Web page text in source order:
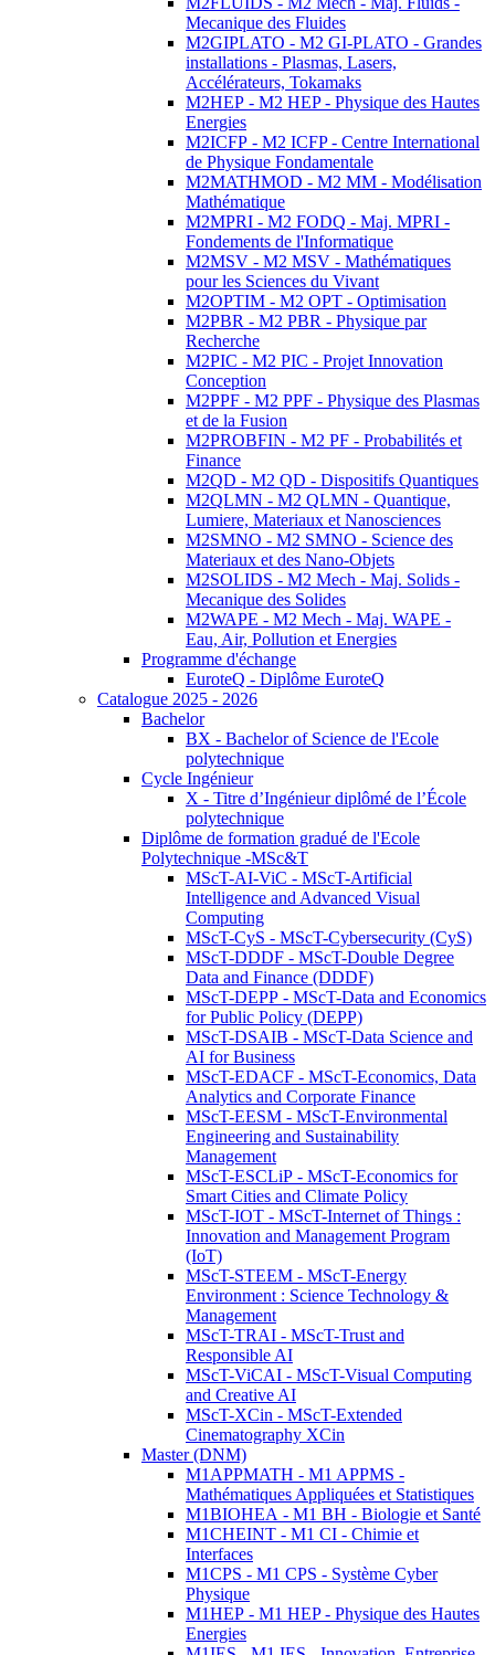
Mecanique des Fluides
M2GIPLATO - M2 GI-PLATO - Grandes
installations - Plasmas, Lasers,
Accélérateurs, Tokamaks
M2HEP - M2 HEP - Physique des Hautes
Energies
M2ICFP - M2 ICFP - Centre International
de Physique Fondamentale
M2MATHMOD - M2 MM - Modélisation
Mathématique
M2MPRI - M2 FODQ - Maj. MPRI -
Fondements de l'Informatique
M2MSV - M2 MSV - Mathématiques
pour les Sciences du Vivant
M2OPTIM - M2 OPT - Optimisation
M2PBR - M2 PBR - Physique par
Recherche
M2PIC - M2 PIC - Projet Innovation
Conception
M2PPF - M2 PPF - Physique des Plasmas
et de la Fusion
M2PROBFIN - M2 PF - Probabilités et
Finance
M2QD - M2 QD - Dispositifs Quantiques
M2QLMN - M2 QLMN - Quantique,
Lumiere, Materiaux et Nanosciences
M2SMNO - M2 SMNO - Science des
Materiaux et des Nano-Objets
M2SOLIDS - M2 Mech - Maj. Solids -
Mecanique des Solides
M2WAPE - M2 Mech - Maj. WAPE -
Eau, Air, Pollution et Energies
Programme d'échange
EuroteQ - Diplôme EuroteQ
Catalogue 2025 - 2026
Bachelor
BX - Bachelor of Science de l'Ecole
polytechnique
Cycle Ingénieur
X - Titre d’Ingénieur diplômé de l’École
polytechnique
Diplôme de formation gradué de l'Ecole
Polytechnique -MSc&T
MScT-AI-ViC - MScT-Artificial
Intelligence and Advanced Visual
Computing
MScT-CyS - MScT-Cybersecurity (CyS)
MScT-DDDF - MScT-Double Degree
Data and Finance (DDDF)
MScT-DEPP - MScT-Data and Economics
for Public Policy (DEPP)
MScT-DSAIB - MScT-Data Science and
AI for Business
MScT-EDACF - MScT-Economics, Data
Analytics and Corporate Finance
MScT-EESM - MScT-Environmental
Engineering and Sustainability
Management
MScT-ESCLiP - MScT-Economics for
Smart Cities and Climate Policy
MScT-IOT - MScT-Internet of Things :
Innovation and Management Program
(IoT)
MScT-STEEM - MScT-Energy
Environment : Science Technology &
Management
MScT-TRAI - MScT-Trust and
Responsible AI
MScT-ViCAI - MScT-Visual Computing
and Creative AI
MScT-XCin - MScT-Extended
Cinematography XCin
Master (DNM)
M1APPMATH - M1 APPMS -
Mathématiques Appliquées et Statistiques
M1BIOHEA - M1 BH - Biologie et Santé
M1CHEINT - M1 CI - Chimie et
Interfaces
M1CPS - M1 CPS - Système Cyber
Physique
M1HEP - M1 HEP - Physique des Hautes
Energies